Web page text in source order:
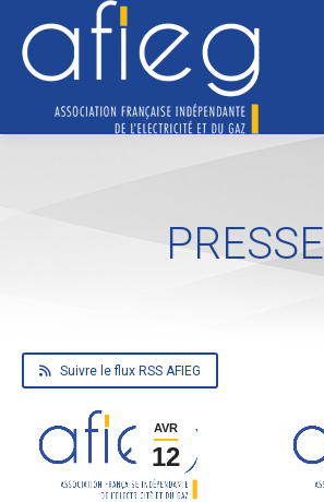
PRESSE
Suivre le flux RSS AFIEG
AVR
12